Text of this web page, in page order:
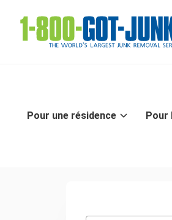
Pour une résidence Pour